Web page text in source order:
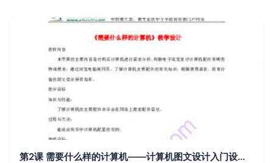
第2课 需要什么样的计算机——计算机图文设计入门设备与环境配置